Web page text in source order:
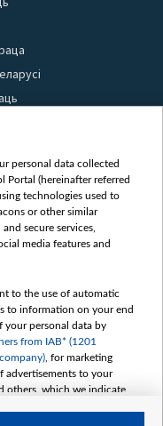
personal data collected
Portal (hereinafter referred
technologies used to
or other similar
secure services,
media features and
to the use of automatic
to information on your end
your personal data by
from IAB* (1201
, for marketing
advertisements to your
others, which we indicate